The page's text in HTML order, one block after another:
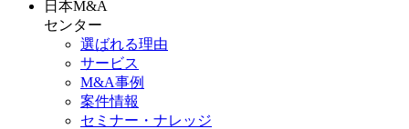
日本M&A
センター
選ばれる理由
サービス
M&A事例
案件情報
セミナー・ナレッジ